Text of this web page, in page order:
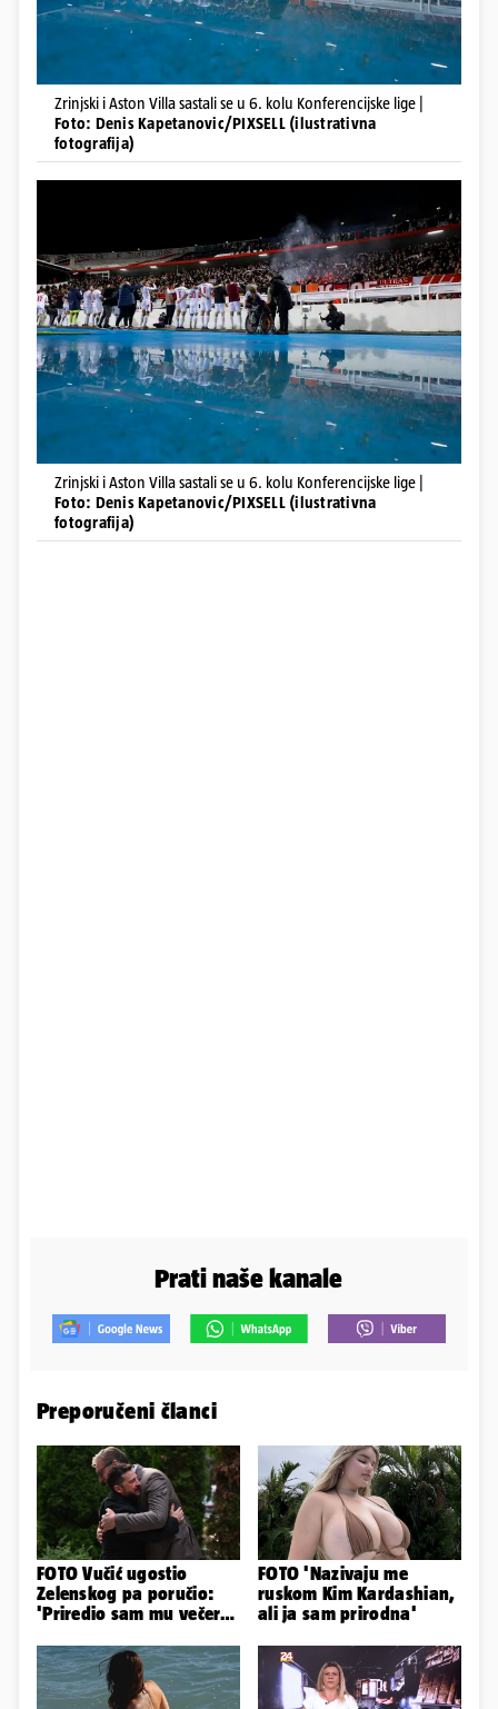
Zrinjski i Aston Villa sastali se u 6. kolu Konferencijske lige |
Foto: Denis Kapetanovic/PIXSELL (ilustrativna
fotografija)
Zrinjski i Aston Villa sastali se u 6. kolu Konferencijske lige |
Foto: Denis Kapetanovic/PIXSELL (ilustrativna
fotografija)
Prati naše kanale
Preporučeni članci
FOTO Vučić ugostio
Zelenskog pa poručio:
'Priredio sam mu večeru
FOTO 'Nazivaju me
ruskom Kim Kardashian,
ali ja sam prirodna'